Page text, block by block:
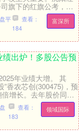
旗下的红旗公考，就
提供专业、高效备考
富深所
平
查看：
184
出炉！多股公告预
年业绩大增。 其
”香农芯创(300475)，预
增长。去年股价同样
领域国际
查看：
183